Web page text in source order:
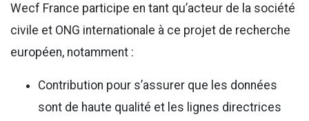
Wecf France participe en tant qu’acteur de la société
civile et ONG internationale à ce projet de recherche
européen, notamment :
Contribution pour s’assurer que les données
sont de haute qualité et les lignes directrices